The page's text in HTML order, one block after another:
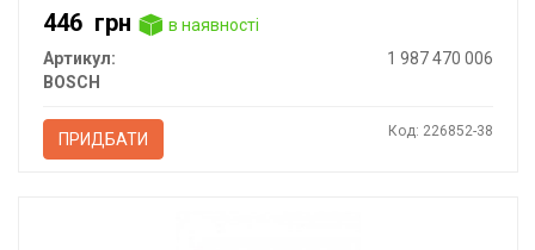
446 грн
в наявності
Артикул:
1 987 470 006
BOSCH
ПРИДБАТИ Код: 226852-38